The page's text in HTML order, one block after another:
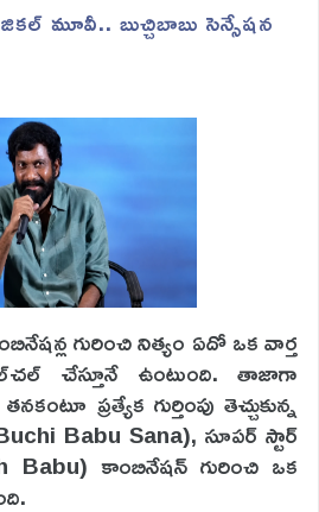
మూవీ.. బుచ్చిబాబు సెన్సేషన
గురించి నిత్యం ఏదో ఒక వార్త
చేస్తూనే ఉంటుంది. తాజాగా
ప్రత్యేక గుర్తింపు తెచ్చుకున్న
Babu Sana), సూపర్ స్టార్
Babu) కాంబినేషన్ గురించి ఒక